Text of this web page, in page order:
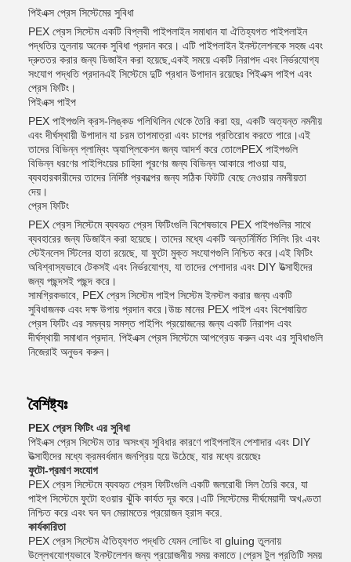
পিইএক্স প্রেস সিস্টেমের সুবিধা
PEX প্রেস সিস্টেম একটি বিপ্লবী পাইপলাইন সমাধান যা ঐতিহ্যগত পাইপলাইন
পদ্ধতির তুলনায় অনেক সুবিধা প্রদান করে। এটি পাইপলাইন ইনস্টলেশনকে সহজ এবং
দ্রুততর করার জন্য ডিজাইন করা হয়েছে,একই সময়ে একটি নিরাপদ এবং নির্ভরযোগ্য
সংযোগ পদ্ধতি প্রদানএই সিস্টেমে দুটি প্রধান উপাদান রয়েছেঃ পিইএক্স পাইপ এবং
প্রেস ফিটিং।
পিইএক্স পাইপ
PEX পাইপগুলি ক্রস-লিঙ্কড পলিথিলিন থেকে তৈরি করা হয়, একটি অত্যন্ত নমনীয়
এবং দীর্ঘস্থায়ী উপাদান যা চরম তাপমাত্রা এবং চাপের প্রতিরোধ করতে পারে।এই
তাদের বিভিন্ন প্লাম্বিং অ্যাপ্লিকেশন জন্য আদর্শ করে তোলেPEX পাইপগুলি
বিভিন্ন ধরণের পাইপিংয়ের চাহিদা পূরণের জন্য বিভিন্ন আকারে পাওয়া যায়,
ব্যবহারকারীদের তাদের নির্দিষ্ট প্রকল্পের জন্য সঠিক ফিটটি বেছে নেওয়ার নমনীয়তা
দেয়।
প্রেস ফিটিং
PEX প্রেস সিস্টেমে ব্যবহৃত প্রেস ফিটিংগুলি বিশেষভাবে PEX পাইপগুলির সাথে
ব্যবহারের জন্য ডিজাইন করা হয়েছে। তাদের মধ্যে একটি অন্তর্নির্মিত সিলিং রিং এবং
স্টেইনলেস স্টিলের হাতা রয়েছে, যা ফুটো মুক্ত সংযোগগুলি নিশ্চিত করে।এই ফিটিং
অবিশ্বাস্যভাবে টেকসই এবং নির্ভরযোগ্য, যা তাদের পেশাদার এবং DIY উত্সাহীদের
জন্য পছন্দসই পছন্দ করে।
সামগ্রিকভাবে, PEX প্রেস সিস্টেম পাইপ সিস্টেম ইনস্টল করার জন্য একটি
সুবিধাজনক এবং দক্ষ উপায় প্রদান করে।উচ্চ মানের PEX পাইপ এবং বিশেষায়িত
প্রেস ফিটিং এর সমন্বয় সমস্ত পাইপিং প্রয়োজনের জন্য একটি নিরাপদ এবং
দীর্ঘস্থায়ী সমাধান প্রদান. পিইএক্স প্রেস সিস্টেমে আপগ্রেড করুন এবং এর সুবিধাগুলি
নিজেরাই অনুভব করুন।
বৈশিষ্ট্যঃ
PEX প্রেস ফিটিং এর সুবিধা
পিইএক্স প্রেস সিস্টেম তার অসংখ্য সুবিধার কারণে পাইপলাইন পেশাদার এবং DIY
উত্সাহীদের মধ্যে ক্রমবর্ধমান জনপ্রিয় হয়ে উঠেছে, যার মধ্যে রয়েছেঃ
ফুটো-প্রমাণ সংযোগ
PEX প্রেস সিস্টেমে ব্যবহৃত প্রেস ফিটিংগুলি একটি জলরোধী সিল তৈরি করে, যা
পাইপ সিস্টেমে ফুটো হওয়ার ঝুঁকি কার্যত দূর করে।এটি সিস্টেমের দীর্ঘমেয়াদী অখণ্ডতা
নিশ্চিত করে এবং ঘন ঘন মেরামতের প্রয়োজন হ্রাস করে.
কার্যকারিতা
PEX প্রেস সিস্টেম ঐতিহ্যগত পদ্ধতি যেমন লোডিং বা gluing তুলনায়
উল্লেখযোগ্যভাবে ইনস্টলেশন জন্য প্রয়োজনীয় সময় কমাতে।প্রেস টুল প্রতিটি সময়